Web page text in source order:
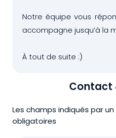
Notre équipe vous
accompagne jusqu’à la
À tout de suite :)
Contact
Les champs indiqués par
obligatoires